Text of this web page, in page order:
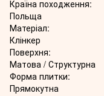
Країна походження:
Польща
Матеріал:
Клінкер
Поверхня:
Матова / Структурна
Форма плитки:
Прямокутна